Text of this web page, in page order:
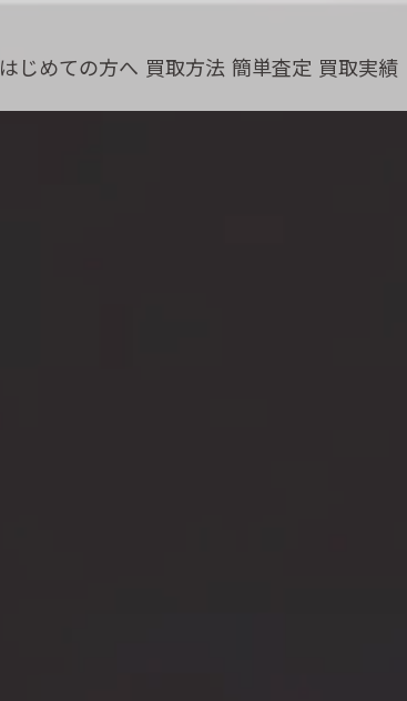
はじめての方へ 買取方法 簡単査定 買取実績